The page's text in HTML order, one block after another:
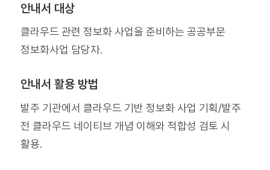
안내서 대상
클라우드 관련 정보화 사업을 준비하는 공공부문
정보화사업 담당자.
안내서 활용 방법
발주 기관에서 클라우드 기반 정보화 사업 기획/발주
전 클라우드 네이티브 개념 이해와 적합성 검토 시
활용.